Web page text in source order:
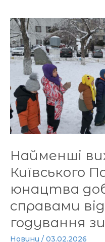
Найменші
Київського
юнацтва
справами
годування
Новини / 03.02.2026
Найменші
вихованці
Київського
Палацу
дітей
юнацтва
добрими
відзначили
День
зимових
птахів